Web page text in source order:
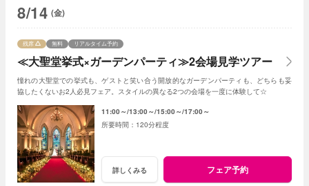
8/14 (金)
≪大聖堂挙式×ガーデンパーティ≫2会場見学ツアー
残席 無料 リアルタイム予約
憧れの大聖堂での挙式も、ゲストと笑い合う開放的なガーデンパーティも、どちらも妥
協したくないお2人必見フェア。スタイルの異なる2つの会場を一度に体験して☆
11:00～ 13:00～ 15:00～ 17:00～
120分程度
詳しくみる フェア予約